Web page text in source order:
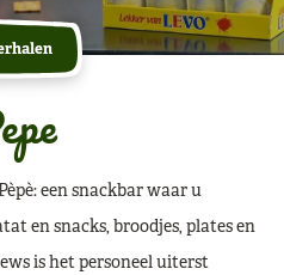
een snackbar waar u
en snacks, broodjes, plates en
is het personeel uiterst